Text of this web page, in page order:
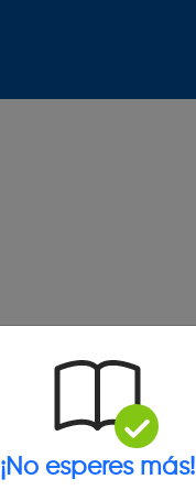
¡No esperes más!